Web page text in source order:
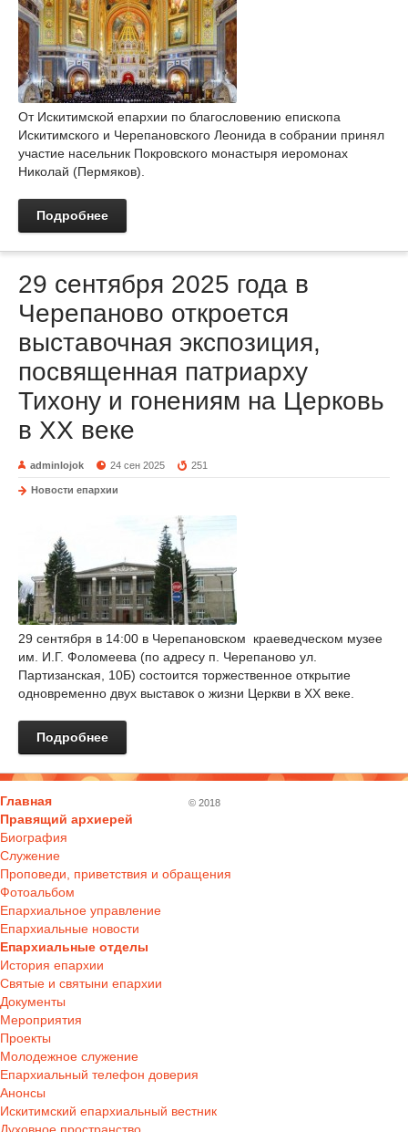
От Искитимской епархии по благословению епископа
Искитимского и Черепановского Леонида в собрании принял
участие насельник Покровского монастыря иеромонах
Николай (Пермяков).
Подробнее
29 сентября 2025 года в
Черепаново откроется
выставочная экспозиция,
посвященная патриарху
Тихону и гонениям на Церковь
в ХХ веке
adminlojok 24 сен 2025 251
Новости епархии
29 сентября в 14:00 в Черепановском краеведческом музее
им. И.Г. Фоломеева (по адресу п. Черепаново ул.
Партизанская, 10Б) состоится торжественное открытие
одновременно двух выставок о жизни Церкви в ХХ веке.
Подробнее
Главная
Правящий архиерей
Биография
Служение
Проповеди, приветствия и обращения
Фотоальбом
Епархиальное управление
Епархиальные новости
Епархиальные отделы
История епархии
Святые и святыни епархии
Документы
Мероприятия
Проекты
Молодежное служение
Епархиальный телефон доверия
Анонсы
Искитимский епархиальный вестник
© 2018